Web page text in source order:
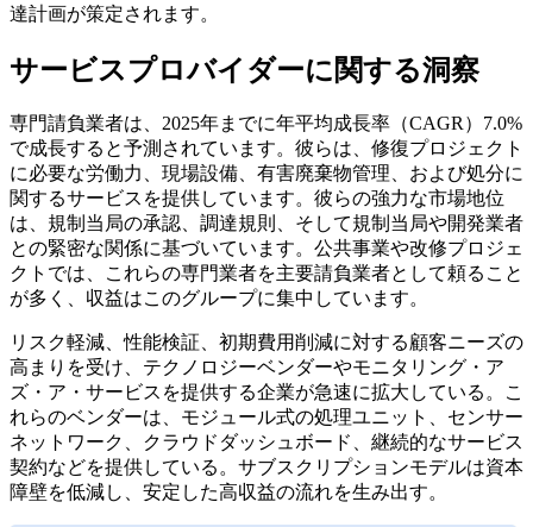
達計画が策定されます。
サービスプロバイダーに関する洞察
専門請負業者は、2025年までに年平均成長率（CAGR）7.0%
で成長すると予測されています。彼らは、修復プロジェクト
に必要な労働力、現場設備、有害廃棄物管理、および処分に
関するサービスを提供しています。彼らの強力な市場地位
は、規制当局の承認、調達規則、そして規制当局や開発業者
との緊密な関係に基づいています。公共事業や改修プロジェ
クトでは、これらの専門業者を主要請負業者として頼ること
が多く、収益はこのグループに集中しています。
リスク軽減、性能検証、初期費用削減に対する顧客ニーズの
高まりを受け、テクノロジーベンダーやモニタリング・ア
ズ・ア・サービスを提供する企業が急速に拡大している。こ
れらのベンダーは、モジュール式の処理ユニット、センサー
ネットワーク、クラウドダッシュボード、継続的なサービス
契約などを提供している。サブスクリプションモデルは資本
障壁を低減し、安定した高収益の流れを生み出す。